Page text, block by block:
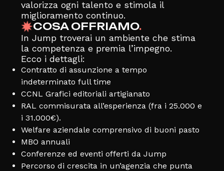
valorizza ogni talento e stimola il
miglioramento continuo.
COSA OFFRIAMO.
In Jump troverai un ambiente che stima
la competenza e premia l’impegno.
Ecco i dettagli:
Contratto di assunzione a tempo
indeterminato full time
CCNL Grafici editoriali artigianato
RAL commisurata all’esperienza (fra i 25.000 e
i 31.000€).
Welfare aziendale comprensivo di buoni pasto
MBO annuali
Conferenze ed eventi offerti da Jump
Percorso di crescita in un’agenzia che punta